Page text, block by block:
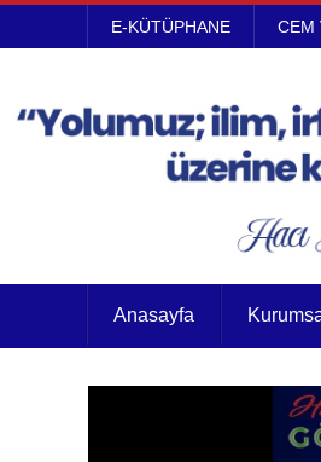
E-KÜTÜPHANE CEM
Anasayfa